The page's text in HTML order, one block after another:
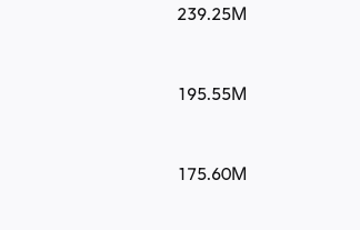
239.25M
195.55M
175.60M